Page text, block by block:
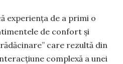
experiența de a primi o
de confort și
care rezultă din
complexă a unei